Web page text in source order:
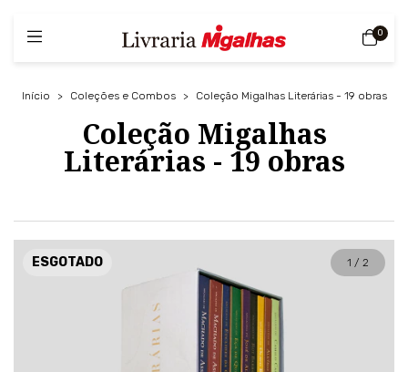
0
Início > Coleções e Combos > Coleção Migalhas Literárias - 19 obras
Coleção Migalhas
Literárias - 19 obras
ESGOTADO 1 / 2